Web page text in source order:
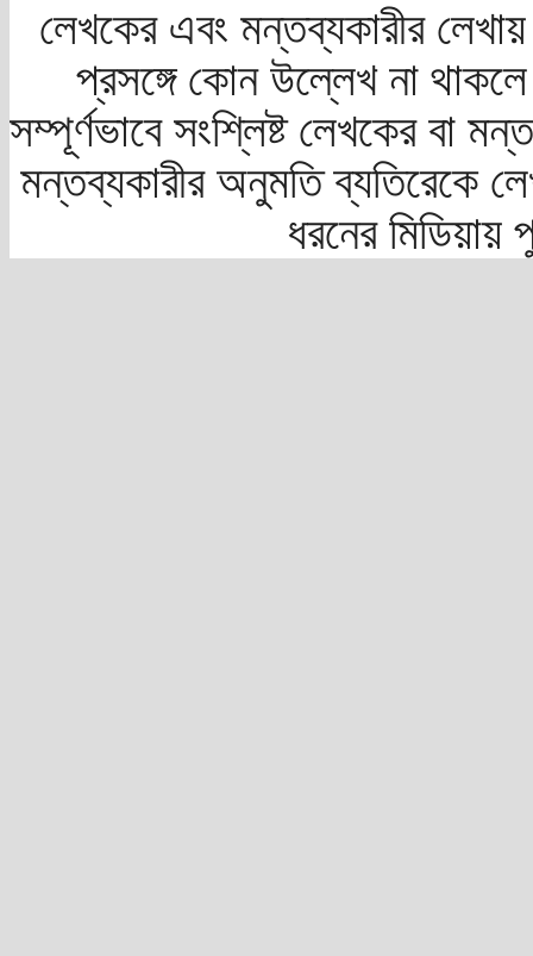
লেখকের এবং মন্তব্যকারীর
প্রসঙ্গে কোন উল্লেখ না
সম্পূর্ণভাবে সংশ্লিষ্ট লেখকের বা
মন্তব্যকারীর অনুমতি ব্যতিরেকে
ধরনের মিডিয়ায়